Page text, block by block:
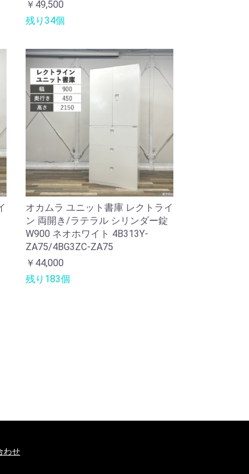
￥49,500
残り34個
オカムラ ユニット書庫 レクトライ
ン 両開き/ラテラル シリンダー錠
W900 ネオホワイト 4B313Y-
ZA75/4BG3ZC-ZA75
￥44,000
残り183個
わせ